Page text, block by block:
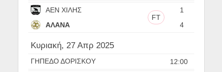
ΑΕΝ ΧΙΛΗΣ
1
FT
ΑΛΑΝΑ
4
Κυριακή, 27 Απρ 2025
12:00
ΓΗΠΕΔΟ ΔΟΡΙΣΚΟΥ